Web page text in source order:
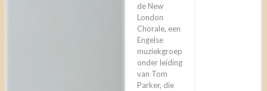
de New
London
Chorale, een
Engelse
muziekgroep
onder leiding
van Tom
Parker, die